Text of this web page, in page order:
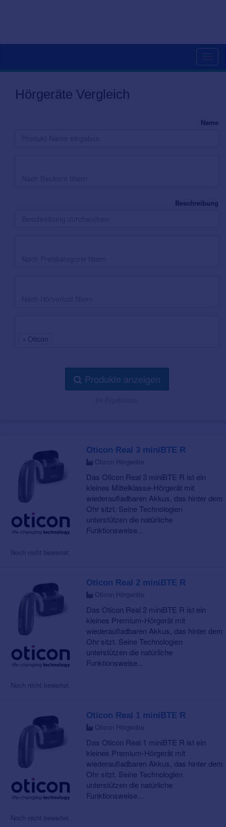
Hörgeräte Vergleich
Name
Beschreibung
Oticon
Produkte anzeigen
Noch nicht bewertet.
Oticon Real 3 miniBTE R
Oticon Hörgeräte
Das Oticon Real 3 miniBTE R ist ein
kleines Mittelklasse-Hörgerät mit
wiederaufladbaren Akkus, das hinter dem
Ohr sitzt. Seine Technologien
unterstützen die natürliche
Funktionsweise...
Noch nicht bewertet.
Oticon Real 2 miniBTE R
Oticon Hörgeräte
Das Oticon Real 2 miniBTE R ist ein
kleines Premium-Hörgerät mit
wiederaufladbaren Akkus, das hinter dem
Ohr sitzt. Seine Technologien
unterstützen die natürliche
Funktionsweise...
Noch nicht bewertet.
Oticon Real 1 miniBTE R
Oticon Hörgeräte
Das Oticon Real 1 miniBTE R ist ein
kleines Premium-Hörgerät mit
wiederaufladbaren Akkus, das hinter dem
Ohr sitzt. Seine Technologien
unterstützen die natürliche
Funktionsweise...